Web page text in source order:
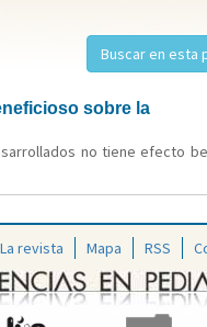
sobre la
no tiene efecto
La revista Mapa RSS